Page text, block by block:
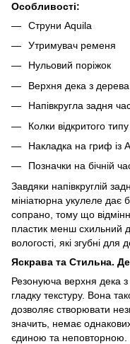
Особливості:
Струни Aquila
Утримувач ременя
Нульовий поріжок
Верхня дека з дерева
Напівкругла задня
Колки відкритого типу
Накладка на гриф із
Позначки на бічній
Завдяки напівкруглій
мініатюрна укулеле дає
сопрано, тому що
пластик менш схильний
вологості, які згубні для
Яскрава та Стильна.
Резонуюча верхня дека
гладку текстуру. Вона
дозволяє створювати
значить, немає
єдиною та неповторною.